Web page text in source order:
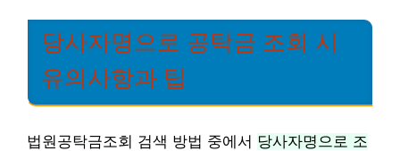
당사자명으로 공탁금 조회 시
유의사항과 팁
법원공탁금조회 검색 방법 중에서 당사자명으로 조